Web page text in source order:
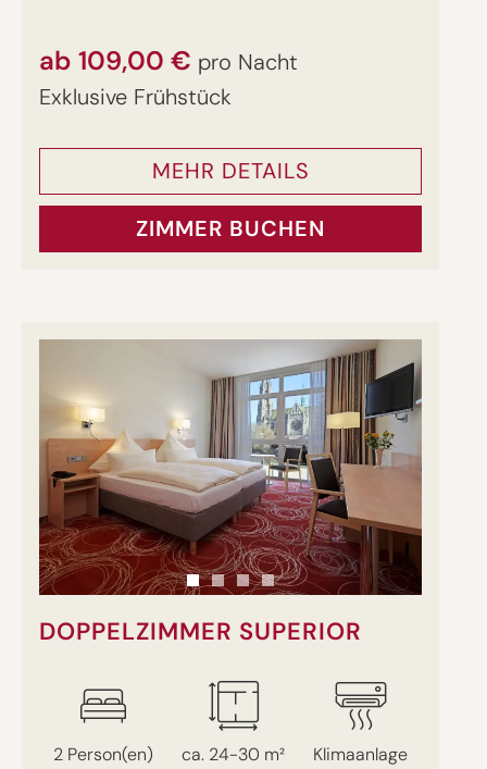
ab 109,00 € pro Nacht
Exklusive Frühstück
MEHR DETAILS
ZIMMER BUCHEN
DOPPELZIMMER SUPERIOR
2 Person(en) ca. 24-30 m² Klimaanlage